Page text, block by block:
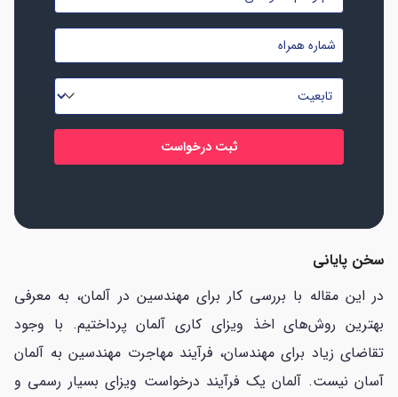
و
نام
خانوادگی
شماره
موبایل
تابعیت
*
سخن پایانی
در این مقاله با بررسی کار برای مهندسین در آلمان، به معرفی
بهترین روش‌های اخذ ویزای کاری آلمان پرداختیم. با وجود
تقاضای زیاد برای مهندسان، فرآیند مهاجرت مهندسین به آلمان
آسان نیست. آلمان یک فرآیند درخواست ویزای بسیار رسمی و